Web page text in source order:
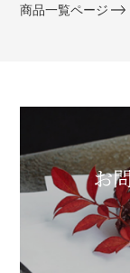
商品一覧ページ
お